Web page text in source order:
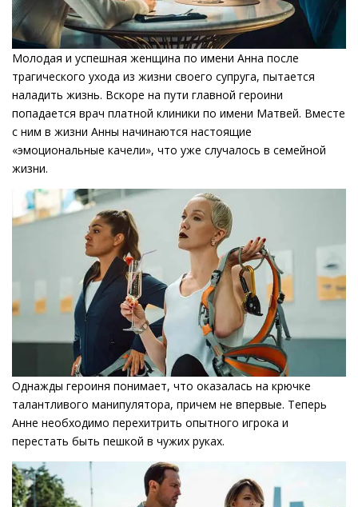
Молодая и успешная женщина по имени Анна после
трагического ухода из жизни своего супруга, пытается
наладить жизнь. Вскоре на пути главной героини
попадается врач платной клиники по имени Матвей. Вместе
с ним в жизни Анны начинаются настоящие
«эмоциональные качели», что уже случалось в семейной
жизни.
Однажды героиня понимает, что оказалась на крючке
талантливого манипулятора, причем не впервые. Теперь
Анне необходимо перехитрить опытного игрока и
перестать быть пешкой в чужих руках.